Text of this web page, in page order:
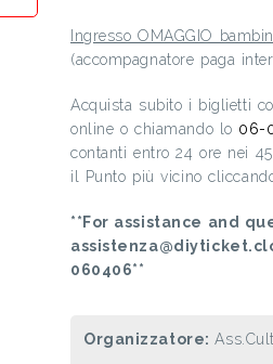
Ingresso OMAGGIO
(accompagnatore paga
Acquista subito i biglietti
online o chiamando lo 06-
contanti entro 24 ore nei
il Punto più vicino
**For assistance and
060406**
Organizzatore: